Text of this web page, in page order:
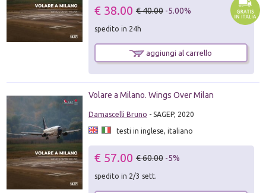
€ 38.00 € 40.00 -5.00%
spedito in 24h
aggiungi al carrello
Volare a Milano. Wings Over Milan
Damascelli Bruno - SAGEP, 2020
testi in inglese, italiano
€ 57.00 € 60.00 -5%
spedito in 2/3 sett.